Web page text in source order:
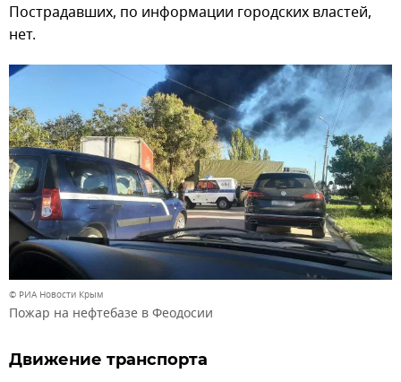
Пострадавших, по информации городских властей,
нет.
© РИА Новости Крым
Пожар на нефтебазе в Феодосии
Движение транспорта